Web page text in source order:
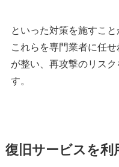
といった対策を施すこと
これらを専門業者に任
が整い、再攻撃のリス
す。
復旧サービスを利